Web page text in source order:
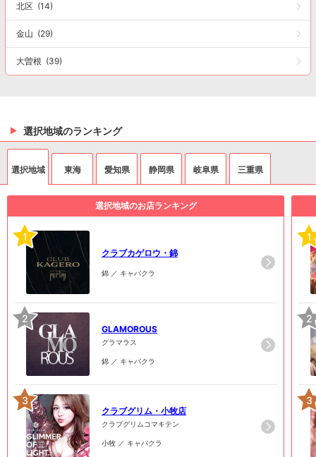
北区 (14)
金山 (29)
大曽根 (39)
選択地域のランキング
選択地域 東海 愛知県 静岡県 岐阜県 三重県
選択地域のお店ランキング
1
クラブカゲロウ・錦
錦 ／ キャバクラ
2
GLAMOROUS
グラマラス
錦 ／ キャバクラ
3
クラブグリム・小牧店
クラブグリムコマキテン
小牧 ／ キャバクラ
1
2
3